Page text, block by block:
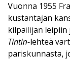
Vuonna 1955
kustantajan
kilpailijan leipiin
Tintin-lehteä
pariskunnasta,